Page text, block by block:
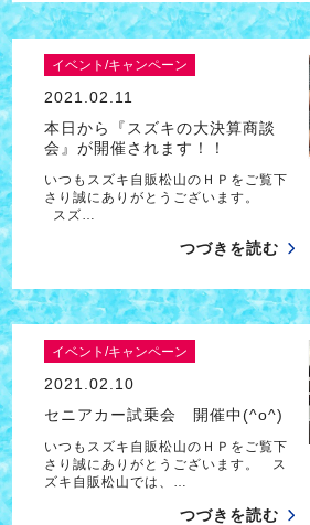
イベント/キャンペーン
2021.02.11
本日から『スズキの大決算商談
会』が開催されます！！
いつもスズキ自販松山のＨＰをご覧下
さり誠にありがとうございます。
スズ…
つづきを読む
イベント/キャンペーン
2021.02.10
セニアカー試乗会 開催中(^o^)
いつもスズキ自販松山のＨＰをご覧下
さり誠にありがとうございます。 ス
ズキ自販松山では、…
つづきを読む